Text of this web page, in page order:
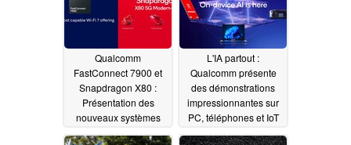
Qualcomm
FastConnect 7900 et
Snapdragon X80 :
Présentation des
nouveaux systèmes
Wi-Fi 7 et 5G optimisés
L'IA partout :
Qualcomm présente
des démonstrations
impressionnantes sur
PC, téléphones et IoT
avec le Snapdragon X